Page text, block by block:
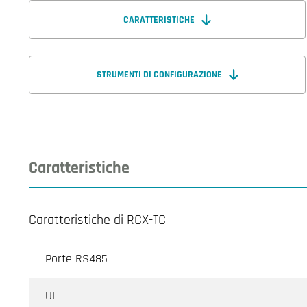
CARATTERISTICHE
STRUMENTI DI CONFIGURAZIONE
Caratteristiche
Caratteristiche di RCX-TC
Porte RS485
UI